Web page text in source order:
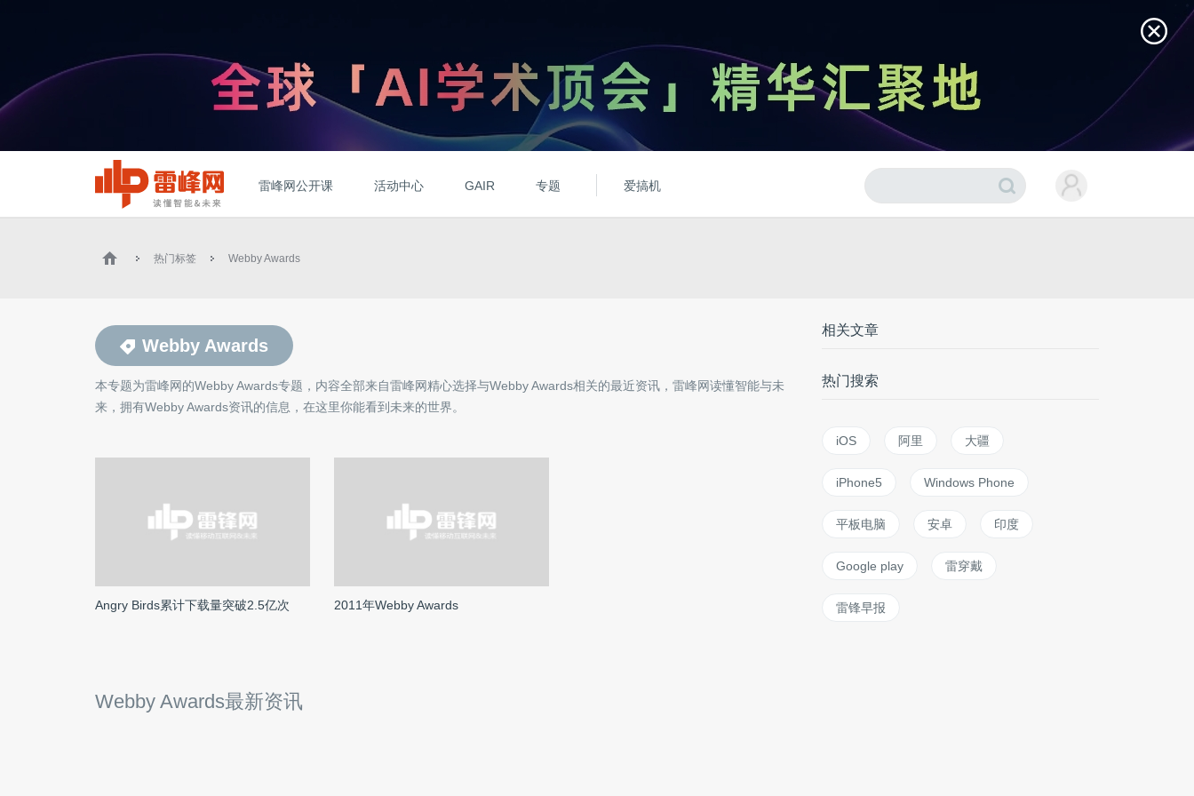
雷峰网公开课 活动中心 GAIR 专题 爱搞机
热门标签 Webby Awards
Webby Awards
本专题为雷峰网的Webby Awards专题，内容全部来自雷峰网精心选择与Webby Awards相关的最近资讯，雷峰网读懂智能与未
来，拥有Webby Awards资讯的信息，在这里你能看到未来的世界。
Angry Birds累计下载量突破2.5亿次 2011年Webby Awards
Webby Awards最新资讯
相关文章
热门搜索
iOS 阿里 大疆
iPhone5 Windows Phone
平板电脑 安卓 印度
Google play 雷穿戴
雷锋早报